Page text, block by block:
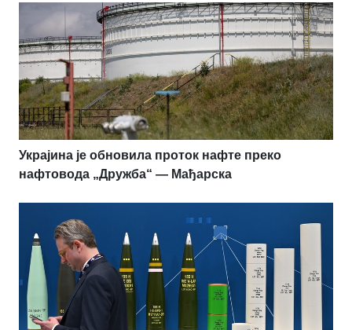
Украјина је обновила проток нафте преко
нафтовода „Дружба“ — Мађарска